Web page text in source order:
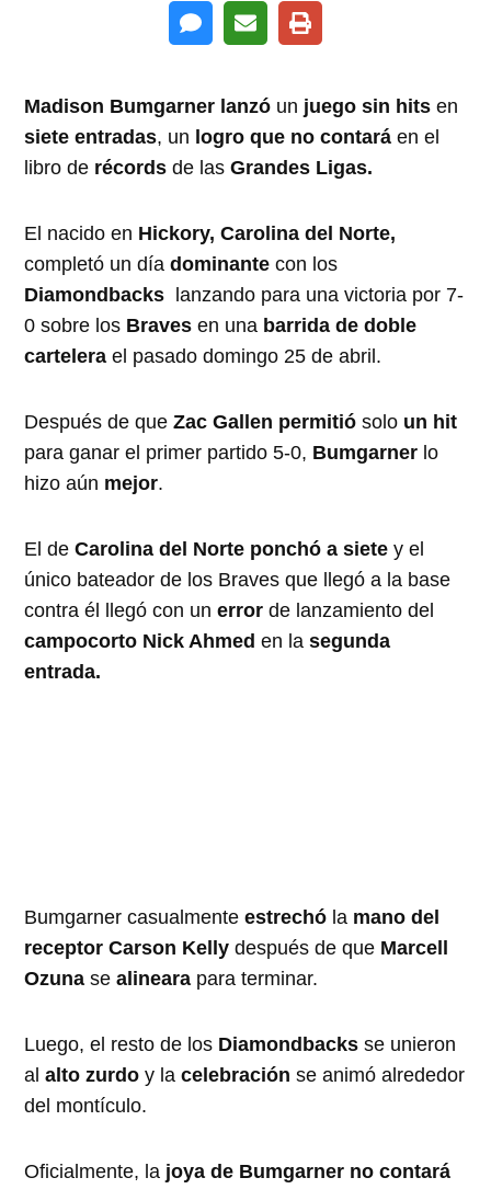
Madison Bumgarner lanzó un juego sin hits en
siete entradas, un logro que no contará en el
libro de récords de lasGrandes Ligas.
El nacido en Hickory, Carolina del Norte,
completó un díadominante con los
Diamondbacks lanzando para una victoria por 7-
0 sobre los Braves en una barrida de doble
cartelera el pasado domingo 25 de abril.
Después de queZac Gallen permitió solo un hit
para ganar el primer partido 5-0, Bumgarner lo
hizo aún mejor.
El deCarolina del Norte ponchó a siete y el
único bateador de los Braves que llegó a la base
contra él llegó con unerror de lanzamiento del
campocorto Nick Ahmed en lasegunda
entrada.
Bumgarner casualmenteestrechó la mano del
receptor Carson Kelly después de que Marcell
Ozunasealineara para terminar.
Luego, el resto de los Diamondbacks se unieron
alalto zurdoy lacelebración se animó alrededor
del montículo.
Oficialmente, la joya de Bumgarner no contará